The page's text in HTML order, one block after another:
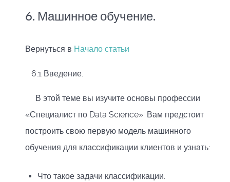
6. Машинное обучение.
Вернуться в Начало статьи
6.1 Введение.
В этой теме вы изучите основы профессии
«Специалист по Data Science». Вам предстоит
построить свою первую модель машинного
обучения для классификации клиентов и узнать:
Что такое задачи классификации.